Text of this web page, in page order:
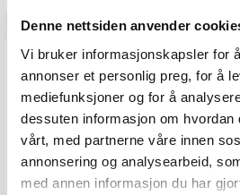
Denne nettsiden anvender
Vi bruker informasjonskapsler for
annonser et personlig preg, for å
mediefunksjoner og for å
dessuten informasjon om hvordan
vårt, med partnerne våre innen
annonsering og analysearbeid,
med annen informasjon du har
ANDRE